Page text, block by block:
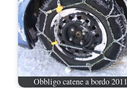
Obbligo catene a bordo 2011